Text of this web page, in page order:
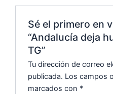
Sé el primero en
“Andalucía deja
TG”
Tu dirección de correo
publicada. Los campos
marcados con *